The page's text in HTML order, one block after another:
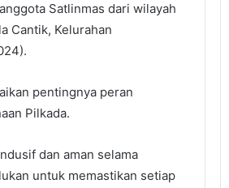
Satlinmas dari wilayah
Cantik, Kelurahan
pentingnya peran
Pilkada.
dan aman selama
untuk memastikan setiap